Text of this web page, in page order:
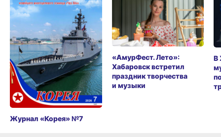
Журнал «Корея» №7
«АмурФест. Лето»:
Хабаровск встретил
праздник творчества
и музыки
В